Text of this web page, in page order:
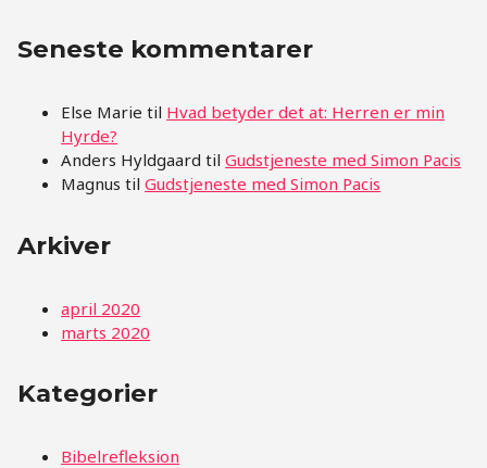
Seneste kommentarer
Else Marie til Hvad betyder det at: Herren er min
Hyrde?
Anders Hyldgaard tilGudstjeneste med Simon Pacis
Magnus tilGudstjeneste med Simon Pacis
Arkiver
april 2020
marts 2020
Kategorier
Bibelrefleksion